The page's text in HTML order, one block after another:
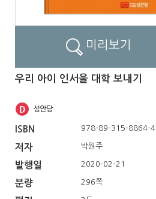
미리보기
우리 아이 인서울 대학 보내기
ISBN 978-89-315-8864-4
저자 박원주
발행일 2020-02-21
분량 296쪽